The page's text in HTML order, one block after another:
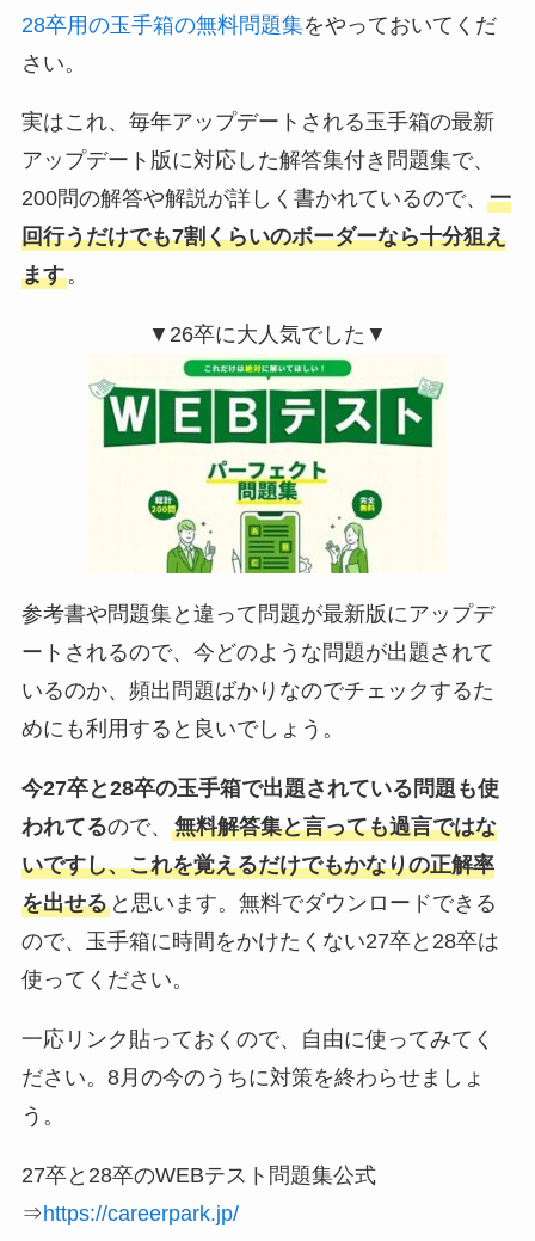
28卒用の玉手箱の無料問題集をやっておいてくだ
さい。
実はこれ、毎年アップデートされる玉手箱の最新
アップデート版に対応した解答集付き問題集で、
200問の解答や解説が詳しく書かれているので、 一
回行うだけでも7割くらいのボーダーなら十分狙え
ます。
▼26卒に大人気でした▼
参考書や問題集と違って問題が最新版にアップデ
ートされるので、今どのような問題が出題されて
いるのか、頻出問題ばかりなのでチェックするた
めにも利用すると良いでしょう。
今27卒と28卒の玉手箱で出題されている問題も使
われてるので、 無料解答集と言っても過言ではな
いですし、これを覚えるだけでもかなりの正解率
を出せると思います。無料でダウンロードできる
ので、玉手箱に時間をかけたくない27卒と28卒は
使ってください。
一応リンク貼っておくので、自由に使ってみてく
ださい。8月の今のうちに対策を終わらせましょ
う。
27卒と28卒のWEBテスト問題集公式
⇒https://careerpark.jp/